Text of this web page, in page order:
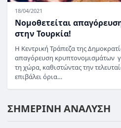
18/04/2021
Νομοθετείται
στην Τουρκία!
Η Κεντρική Τράπεζα της
απαγόρευση κρυπτονομισμάτων
τη χώρα, καθιστώντας την
επιβάλει όρια…
ΣΗΜΕΡΙΝΗ ΑΝΑΛΥΣΗ